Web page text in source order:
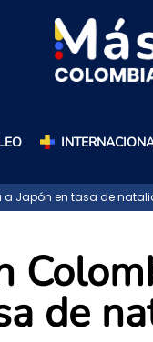
Japón en tasa de
de